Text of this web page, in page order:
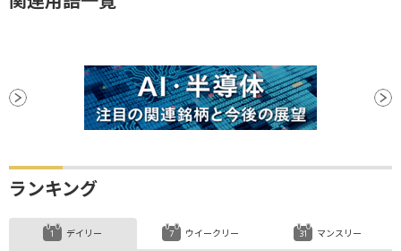
ランキング
デイリー ウイークリー マンスリー